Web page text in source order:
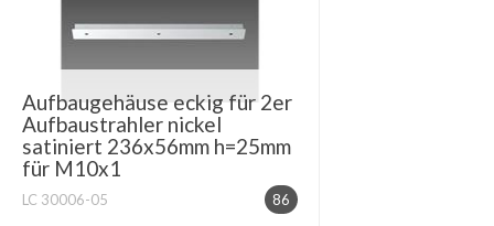
Aufbaugehäuse eckig für 2er
Aufbaustrahler nickel
satiniert 236x56mm h=25mm
für M10x1
86
LC 30006-05